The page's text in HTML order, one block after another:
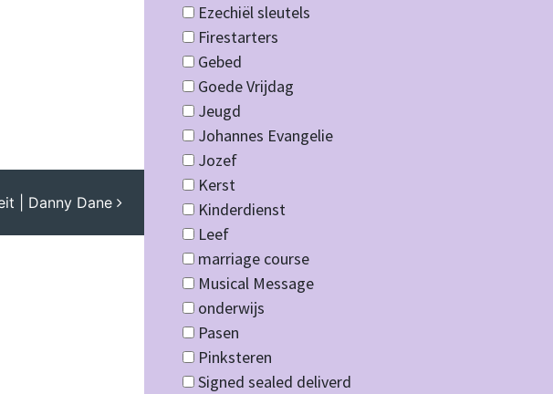
| Danny Dane
Ezechiël sleutels
Firestarters
Gebed
Goede Vrijdag
Jeugd
Johannes Evangelie
Jozef
Kerst
Kinderdienst
Leef
marriage course
Musical Message
onderwijs
Pasen
Pinksteren
Signed sealed deliverd